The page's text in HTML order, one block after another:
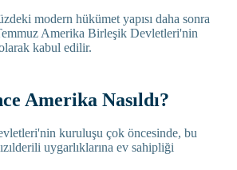
modern hükümet yapısı daha sonra
Amerika Birleşik Devletleri'nin
kabul edilir.
Amerika Nasıldı?
kuruluşu çok öncesinde, bu
uygarlıklarına ev sahipliği